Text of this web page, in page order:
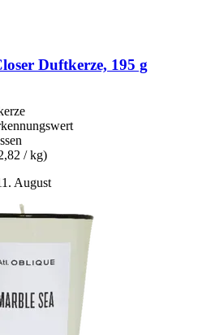
Duftkerze, 195 g
/ kg)
August